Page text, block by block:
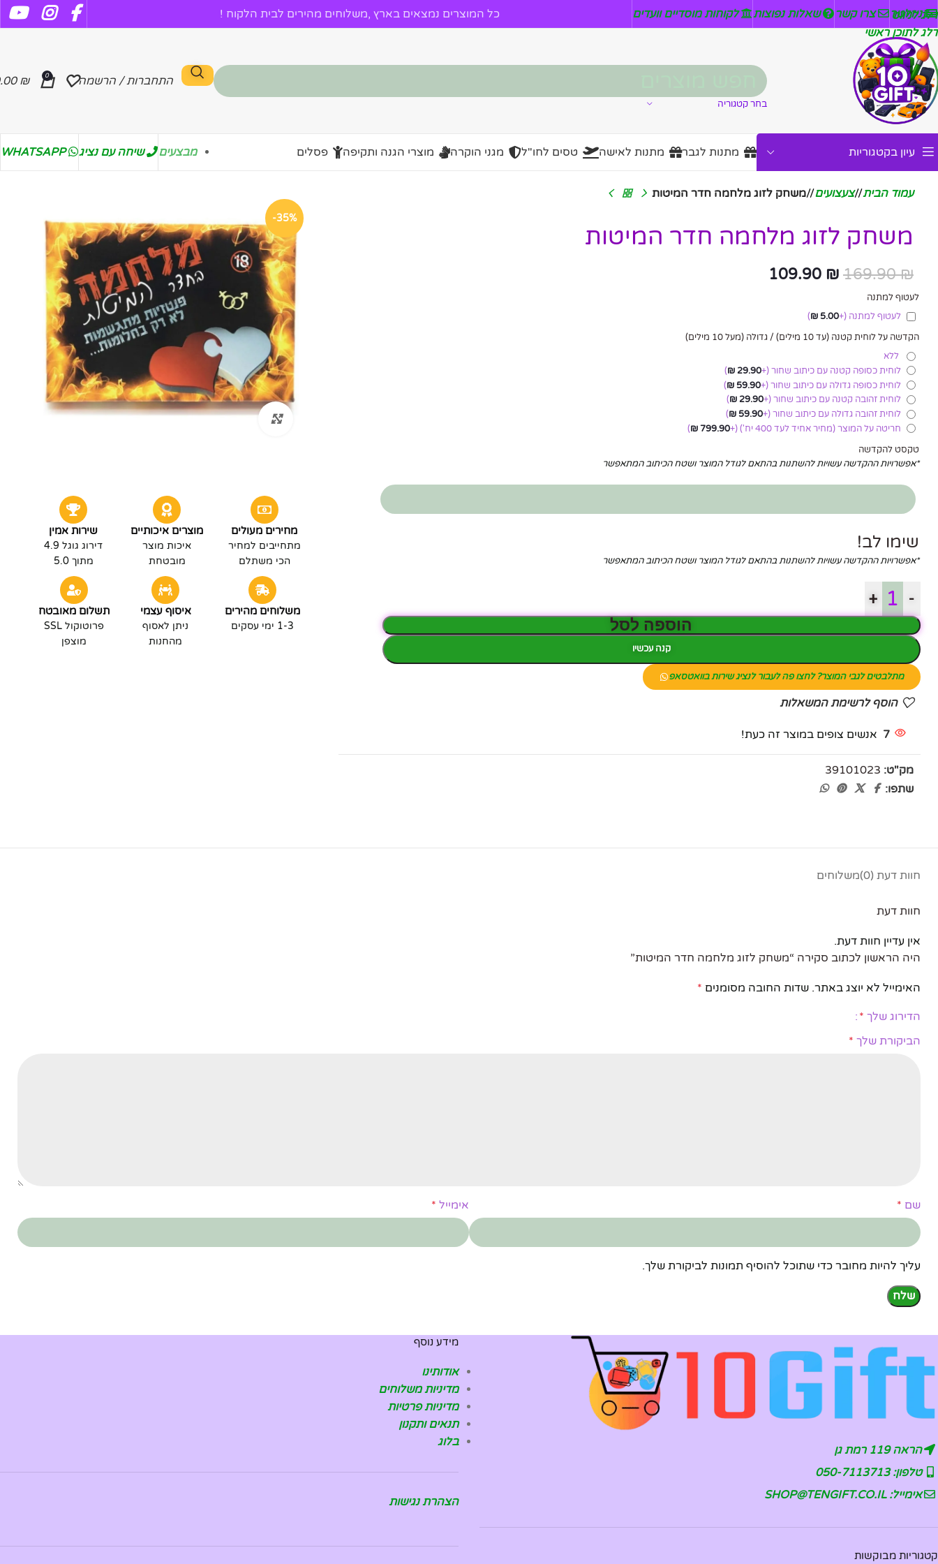
דלג לניווט
דלג לתוכן ראשי
ניזלטר צרו קשר שאלות נפוצות לקוחות מוסדיים וועדים כל המוצרים נמצאים בארץ ,משלוחים מהירים לבית הלקוח !
בחר קטגוריה
התחברות / הרשמה 0
₪
עיון בקטגוריות מתנות לגבר מתנות לאישה טסים לחו"ל מגני הוקרה מוצרי הגנה ותקיפה פסלים מבצעים שיחה עם נציג WHATSAPP
-35%
לחץ להגדלה
מחירים מעולים
מתחייבים למחיר
הכי משתלם
מוצרים איכותיים
איכות מוצר
מובטחת
שירות אמין
דירוג גוגל 4.9
מתוך 5.0
משלוחים מהירים
1-3 ימי עסקים
איסוף עצמי
ניתן לאסוף
מהחנות
תשלום מאובטח
פרוטוקול SSL
מוצפן
עמוד הבית/ צעצועים/ משחק לזוג מלחמה חדר המיטות
משחק לזוג מלחמה חדר המיטות
169.90₪
109.90 ₪
לעטוף למתנה
לעטוף למתנה(+
5.00
₪
)
הקדשה על לוחית קטנה (עד 10 מילים) / גדולה (מעל 10 מילים)
ללא
לוחית כסופה קטנה עם כיתוב שחור(+
29.90
₪
)
לוחית כסופה גדולה עם כיתוב שחור(+
59.90
₪
)
לוחית זהובה קטנה עם כיתוב שחור(+
29.90
₪
)
לוחית זהובה גדולה עם כיתוב שחור(+
59.90
₪
)
חריטה על המוצר (מחיר אחיד לעד 400 יח')
(+
799.90
₪
)
טקסט להקדשה
*אפשרויות ההקדשה עשויות להשתנות בהתאם לגודל המוצר ושטח הכיתוב המתאפשר
שימו לב!
*אפשרויות ההקדשה עשויות להשתנות בהתאם לגודל המוצר ושטח הכיתוב המתאפשר
-
+
הוספה לסל
קנה עכשיו
מתלבטים לגבי המוצר? לחצו פה לעבור לנציג שירות בוואטסאפ
הוסף לרשימת המשאלות
7 אנשים צופים במוצר זה כעת!
מק"ט: 39101023
שתפו:
חוות דעת (0) משלוחים
חוות דעת
אין עדיין חוות דעת.
היה הראשון לכתוב סקירה “משחק לזוג מלחמה חדר המיטות”
האימייל לא יוצג באתר. שדות החובה מסומנים *
הדירוג שלך *
הביקורת שלך *
שם * אימייל *
עליך להיות מחובר כדי שתוכל להוסיף תמונות לביקורת שלך.
הראה 119 רמת גן
טלפון: 050-7113713
אימייל: SHOP@TENGIFT.CO.IL
קטגוריות מבוקשות
מידע נוסף
אודותינו
מדיניות משלוחים
מדיניות פרטיות
תנאים ותקנון
בלוג
הצהרת נגישות
אינסטגרם
יוטיוב